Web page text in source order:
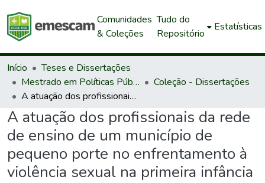
Comunidades
& Coleções
Tudo do
Repositório
Estatísticas
Início
Teses e Dissertações
Mestrado em Políticas Públicas e Desenvolvimento Local
Coleção - Dissertações
A atuação dos profissionais da rede de ensino de um município de pequeno porte no enfrentamento à violência sexual na primeira infância
A atuação dos profissionais da rede
de ensino de um município de
pequeno porte no enfrentamento à
violência sexual na primeira infância